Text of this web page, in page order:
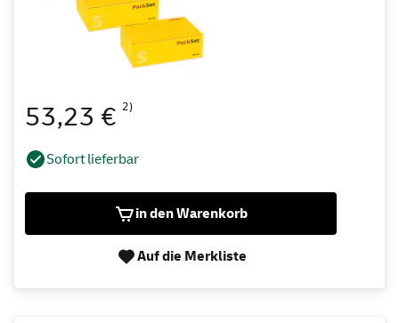
53,23 € 2)
Sofort lieferbar
in den Warenkorb
Auf die Merkliste